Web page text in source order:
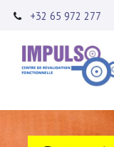
+32 65 972 277